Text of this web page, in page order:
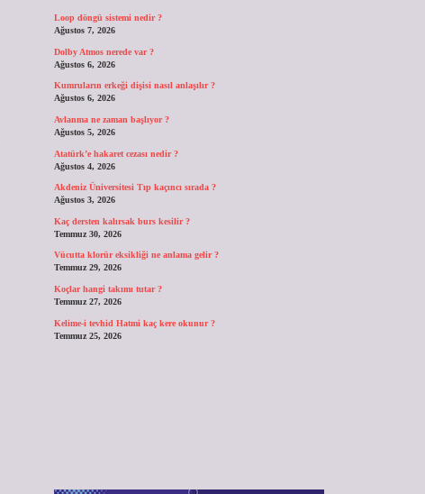
Loop döngü sistemi nedir ?
Ağustos 7, 2026
Dolby Atmos nerede var ?
Ağustos 6, 2026
Kumruların erkeği dişisi nasıl anlaşılır ?
Ağustos 6, 2026
Avlanma ne zaman başlıyor ?
Ağustos 5, 2026
Atatürk’e hakaret cezası nedir ?
Ağustos 4, 2026
Akdeniz Üniversitesi Tıp kaçıncı sırada ?
Ağustos 3, 2026
Kaç dersten kalırsak burs kesilir ?
Temmuz 30, 2026
Vücutta klorür eksikliği ne anlama gelir ?
Temmuz 29, 2026
Koçlar hangi takımı tutar ?
Temmuz 27, 2026
Kelime-i tevhid Hatmi kaç kere okunur ?
Temmuz 25, 2026